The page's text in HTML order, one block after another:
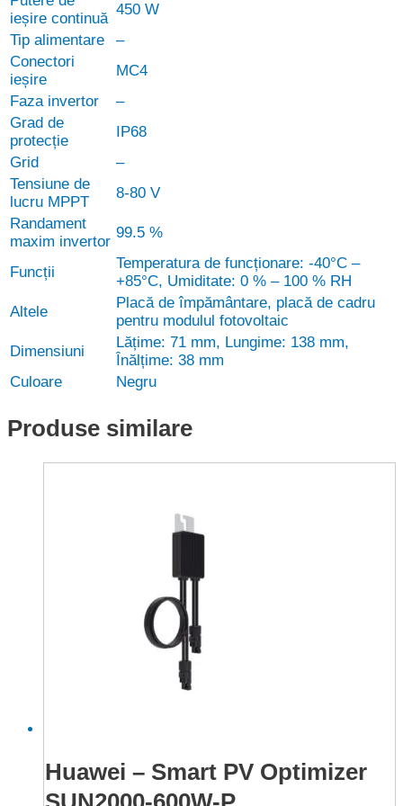
ieșire continuă
450 W
Tip alimentare
–
Conectori
ieșire
MC4
Faza invertor
–
Grad de
protecție
IP68
Grid
–
Tensiune de
lucru MPPT
8-80 V
Randament
maxim invertor
99.5 %
Funcții
Temperatura de funcționare: -40°C –
+85°C, Umiditate: 0 % – 100 % RH
Altele
Placă de împământare, placă de cadru
pentru modulul fotovoltaic
Dimensiuni
Lățime: 71 mm, Lungime: 138 mm,
Înălțime: 38 mm
Culoare
Negru
Produse similare
Huawei – Smart PV Optimizer